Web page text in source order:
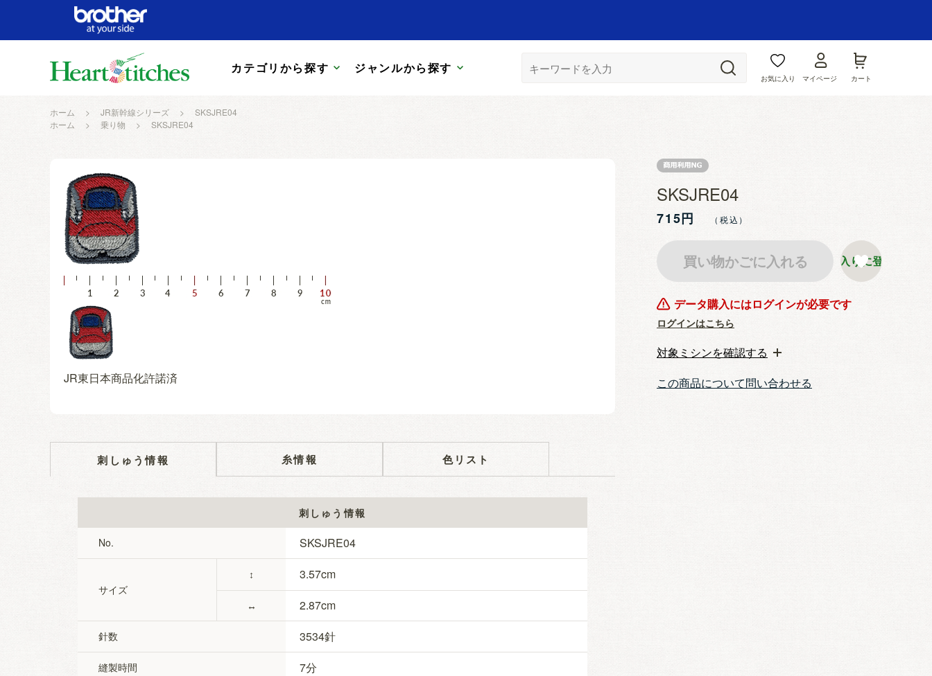
カテゴリから探す ジャンルから探す
お気に入り マイページ カート
ホーム > JR新幹線シリーズ >
SKSJRE04
ホーム
> 乗り物 > SKSJRE04
JR東日本商品化許諾済
刺しゅう情報 糸情報 色リスト
刺しゅう情報
No. SKSJRE04
サイズ
↕
↔
3.57
2.87
針数 3534
縫製時間 7
SKSJRE04
715円
データ購入にはログインが必要です
買い物かごに入れる
ログインはこちら
お気に入りに登録する
対象ミシンを確認する
この商品について問い合わせる